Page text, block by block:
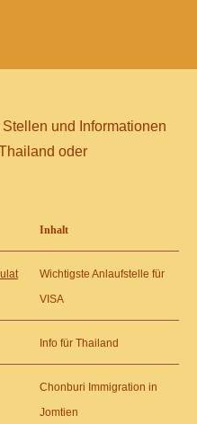
und Informationen
oder
Inhalt
Wichtigste Anlaufstelle für
VISA
Info für Thailand
Chonburi Immigration in
Jomtien